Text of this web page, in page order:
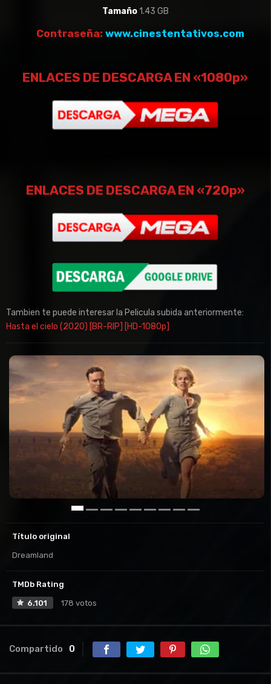
Tamaño1.43 GB
Contraseña: www.cinestentativos.com
ENLACES DE DESCARGA EN «1080p»
ENLACES DE DESCARGA EN «720p»
Tambien te puede interesar la Pelicula subida anteriormente:
Hasta el cielo (2020) [BR-RIP] [HD-1080p]
Título original
Dreamland
TMDb Rating
6.101 178 votos
Compartido 0